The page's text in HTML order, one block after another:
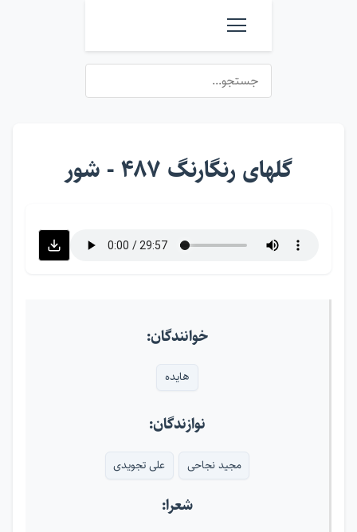
گلهای رنگارنگ ۴۸۷ - شور
خوانندگان:
هایده
نوازندگان:
مجید نجاحی علی تجویدی
شعرا: